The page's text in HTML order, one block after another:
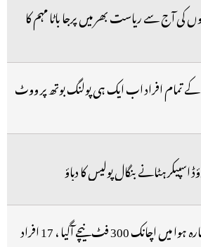
کی آج سے ریاست بھر میں پرجا باٹا مہم کا
تمام افراد اب ایک ہی پولنگ بوتھ پر ووٹ
ہٹانے بنگال پولیس کا دباؤ
ایئر انڈیا کا طیارہ ہوا میں اچانک 300 فٹ نیچے آگیا ، 17 افراد